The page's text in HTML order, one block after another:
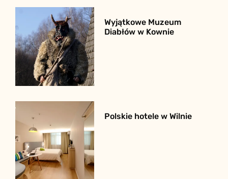
Wyjątkowe Muzeum
Diabłów w Kownie
Polskie hotele w Wilnie